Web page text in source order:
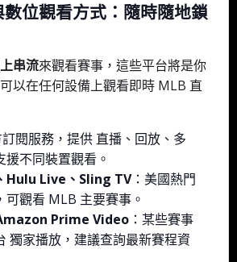
位觀看方式：隨時隨地鎖
串流來觀看賽事，這些平台將是你
以在任何設備上觀看即時 MLB 直
閱服務，提供 直播、回放、多
不同裝置觀看。
Hulu Live、Sling TV：美國熱門
可觀看 MLB 主要賽事。
Prime Video ：某些賽事
獨家播放，建議查詢最新賽程資